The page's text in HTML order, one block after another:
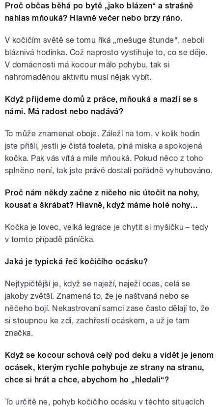
Proč občas běhá po bytě „jako blázen“ a strašně
nahlas mňouká? Hlavně večer nebo brzy ráno.
V kočičím světě se tomu říká „mešuge štunde“, neboli
bláznivá hodinka. Což naprosto vystihuje to, co se děje.
V domácnosti má kocour málo pohybu, tak si
nahromaděnou aktivitu musí nějak vybít.
Když přijdeme domů z práce, mňouká a mazlí se s
námi. Má radost nebo nadává?
To může znamenat oboje. Záleží na tom, v kolik hodin
jste přišli, jestli je čistá toaleta, plná miska a spokojená
kočka. Pak vás vítá a mile mňouká. Pokud něco z toho
splněno není, tak jste právě dostali pořádně vyhubováno.
Proč nám někdy začne z ničeho nic útočit na nohy,
kousat a škrábat? Hlavně, když máme holé nohy…
Kočka je lovec, velká legrace je chytit si myšičku – tedy
v tomto případě páníčka.
Jaká je typická řeč kočičího ocásku?
Nejtypičtější je, když se naježí, naježí ocas, celá se
jakoby zvětší. Znamená to, že je naštvaná nebo se
něčeho bojí. Nekastrovaní samci zase často dělají to, že
si stoupnou ke zdi, zachřestí ocáskem, a už je tam
značka.
Když se kocour schová celý pod deku a vidět je jenom
ocásek, kterým rychle pohybuje ze strany na stranu,
chce si hrát a chce, abychom ho „hledali“?
To určitě ne, pohyb kočičího ocásku v těchto situacích